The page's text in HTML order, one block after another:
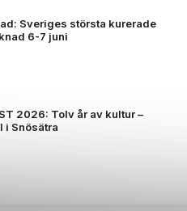
Sveriges största kurerade
6-7 juni
2026: Tolv år av kultur –
i Snösätra